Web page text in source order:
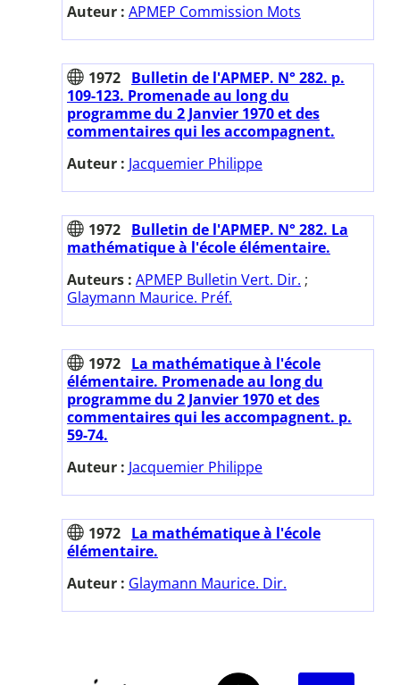
Auteur : APMEP Commission Mots
1972 Bulletin de l'APMEP. N° 282. p.
109-123. Promenade au long du
programme du 2 Janvier 1970 et des
commentaires qui les accompagnent.
Auteur : Jacquemier Philippe
1972 Bulletin de l'APMEP. N° 282. La
mathématique à l'école élémentaire.
Auteurs : APMEP Bulletin Vert. Dir. ;
Glaymann Maurice. Préf.
1972 La mathématique à l'école
élémentaire. Promenade au long du
programme du 2 Janvier 1970 et des
commentaires qui les accompagnent. p.
59-74.
Auteur : Jacquemier Philippe
1972 La mathématique à l'école
élémentaire.
Auteur : Glaymann Maurice. Dir.